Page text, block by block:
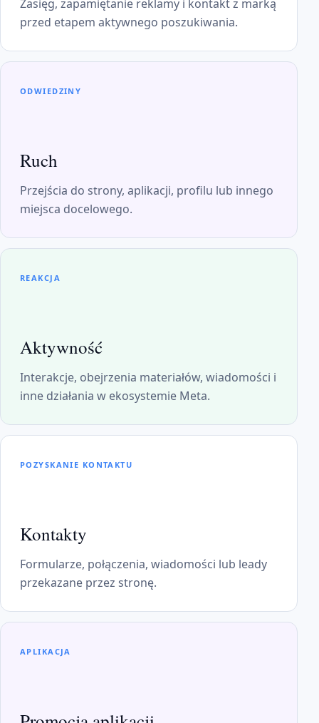
Zasięg, zapamiętanie reklamy i kontakt z marką
przed etapem aktywnego poszukiwania.
ODWIEDZINY
Ruch
Przejścia do strony, aplikacji, profilu lub innego
miejsca docelowego.
REAKCJA
Aktywność
Interakcje, obejrzenia materiałów, wiadomości i
inne działania w ekosystemie Meta.
POZYSKANIE KONTAKTU
Kontakty
Formularze, połączenia, wiadomości lub leady
przekazane przez stronę.
APLIKACJA